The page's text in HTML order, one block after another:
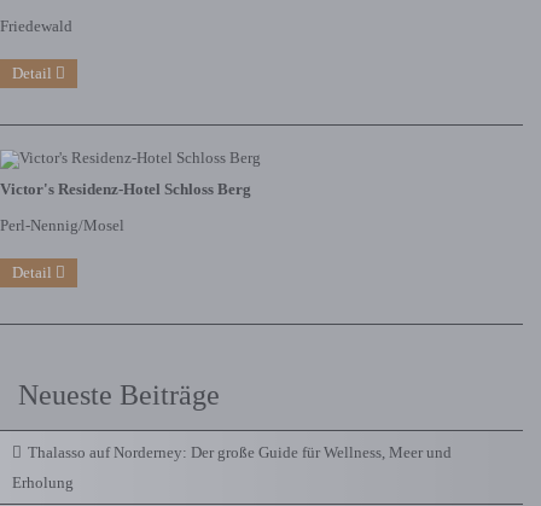
Friedewald
Detail
Victor's Residenz-Hotel Schloss Berg
Perl-Nennig/Mosel
Detail
Neueste Beiträge
Thalasso auf Norderney: Der große Guide für Wellness, Meer und
Erholung